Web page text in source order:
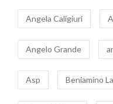
Angela Caligiuri
Angelo Grande
Asp Beniamino